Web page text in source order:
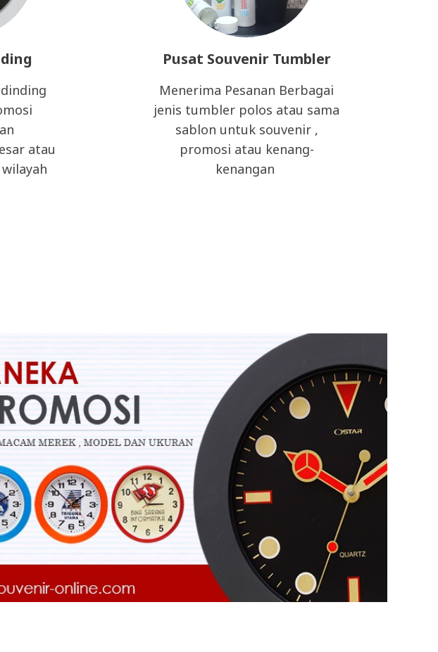
atau
Pusat Souvenir Tumbler
Menerima Pesanan Berbagai
jenis tumbler polos atau sama
sablon untuk souvenir ,
promosi atau kenang-
kenangan